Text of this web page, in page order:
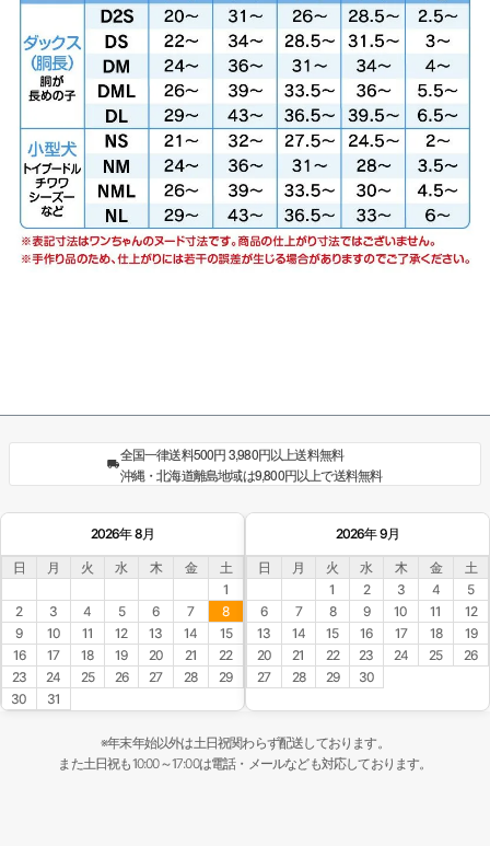
全国一律送料500円 3,980円以上送料無料
沖縄・北海道離島地域は9,800円以上で送料無料
2026年 8月
日 月 火 水 木 金
土
1
2
3 4 5 6 7
8
9
10 11 12 13 14
15
16
17 18 19 20 21
22
23
24 25 26 27 28
29
30
31
2026年 9月
日 月 火 水 木 金
土
1
2 3 4
5
6
7 8 9 10 11
12
13
14 15 16 17 18
19
20
21 22 23 24 25
26
27
28 29 30
※年末年始以外は土日祝関わらず配送しております。
また土日祝も10:00～17:00は電話・メールなども対応しております。